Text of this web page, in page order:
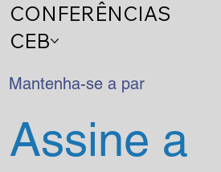
CONFERÊNCIAS
CEB
Mantenha-se a par
Assine a